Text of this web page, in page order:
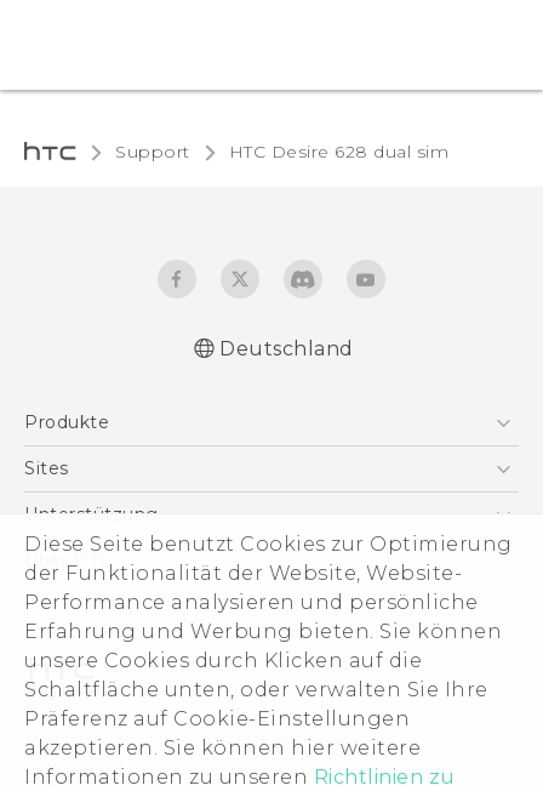
Diese Seite benutzt Cookies zur Optimierung
der Funktionalität der Website, Website-
Performance analysieren und persönliche
Erfahrung und Werbung bieten. Sie können
unsere Cookies durch Klicken auf die
Schaltfläche unten, oder verwalten Sie Ihre
Präferenz auf Cookie-Einstellungen
akzeptieren. Sie können hier weitere
Informationen zu unseren Richtlinien zu
Support HTC Desire 628 dual sim‎
behördliche Bestimmungen
English - Quick start guide
English - User manual
English - Safety and regulatory guide
Deutschland
Produkte
Smartphones
VIVE
Zubehör
Sites
HTC Dev
HTC Vive
Unterstützung
Unterstützung
eCommerce Support
Über HTC
ESG
Impressum
Investor
Cookie Preferences
Offene Stellen
© 2011-2026 HTC Corporation
Legal Terms